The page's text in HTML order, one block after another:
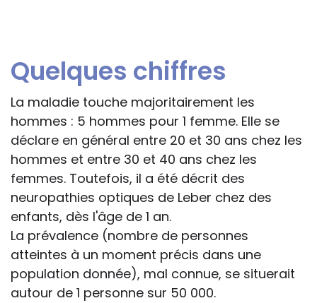
Quelques chiffres
La maladie touche majoritairement les
hommes : 5 hommes pour 1 femme. Elle se
déclare en général entre 20 et 30 ans chez les
hommes et entre 30 et 40 ans chez les
femmes. Toutefois, il a été décrit des
neuropathies optiques de Leber chez des
enfants, dès l'âge de 1 an.
La prévalence (nombre de personnes
atteintes à un moment précis dans une
population donnée), mal connue, se situerait
autour de 1 personne sur 50 000.